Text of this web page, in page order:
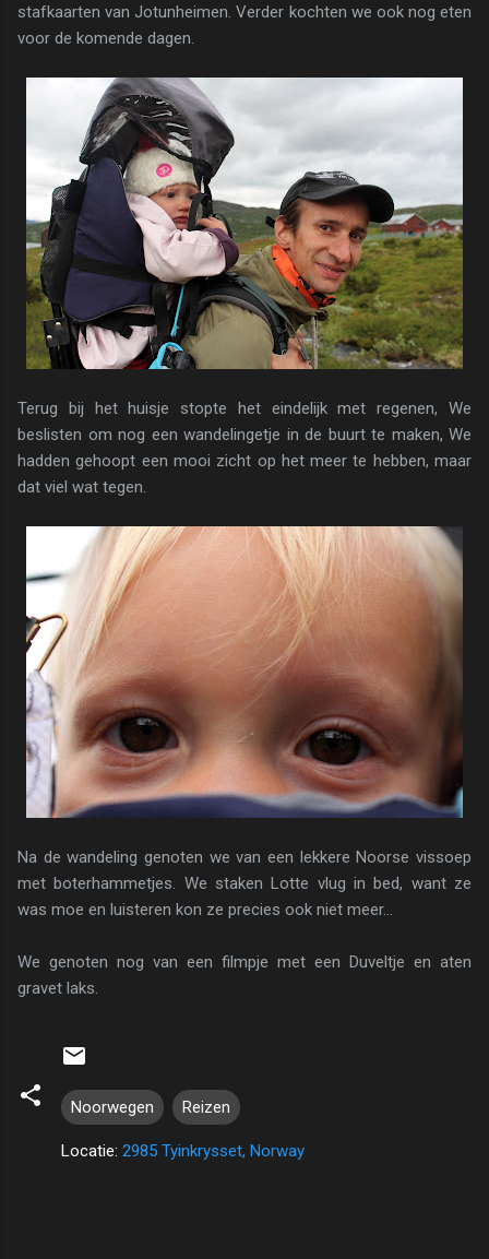
stafkaarten van Jotunheimen. Verder kochten we ook nog eten
voor de komende dagen.
Terug bij het huisje stopte het eindelijk met regenen, We
beslisten om nog een wandelingetje in de buurt te maken, We
hadden gehoopt een mooi zicht op het meer te hebben, maar
dat viel wat tegen.
Na de wandeling genoten we van een lekkere Noorse vissoep
met boterhammetjes. We staken Lotte vlug in bed, want ze
was moe en luisteren kon ze precies ook niet meer...
We genoten nog van een filmpje met een Duveltje en aten
gravet laks.
Noorwegen Reizen
Locatie: 2985 Tyinkrysset, Norway